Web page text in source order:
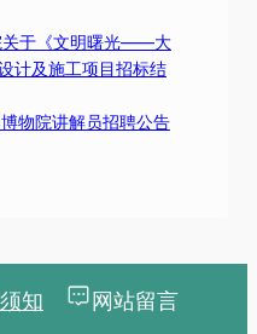
关于《文明曙光——大
计及施工项目招标结
物院讲解员招聘公告
知 网站留言